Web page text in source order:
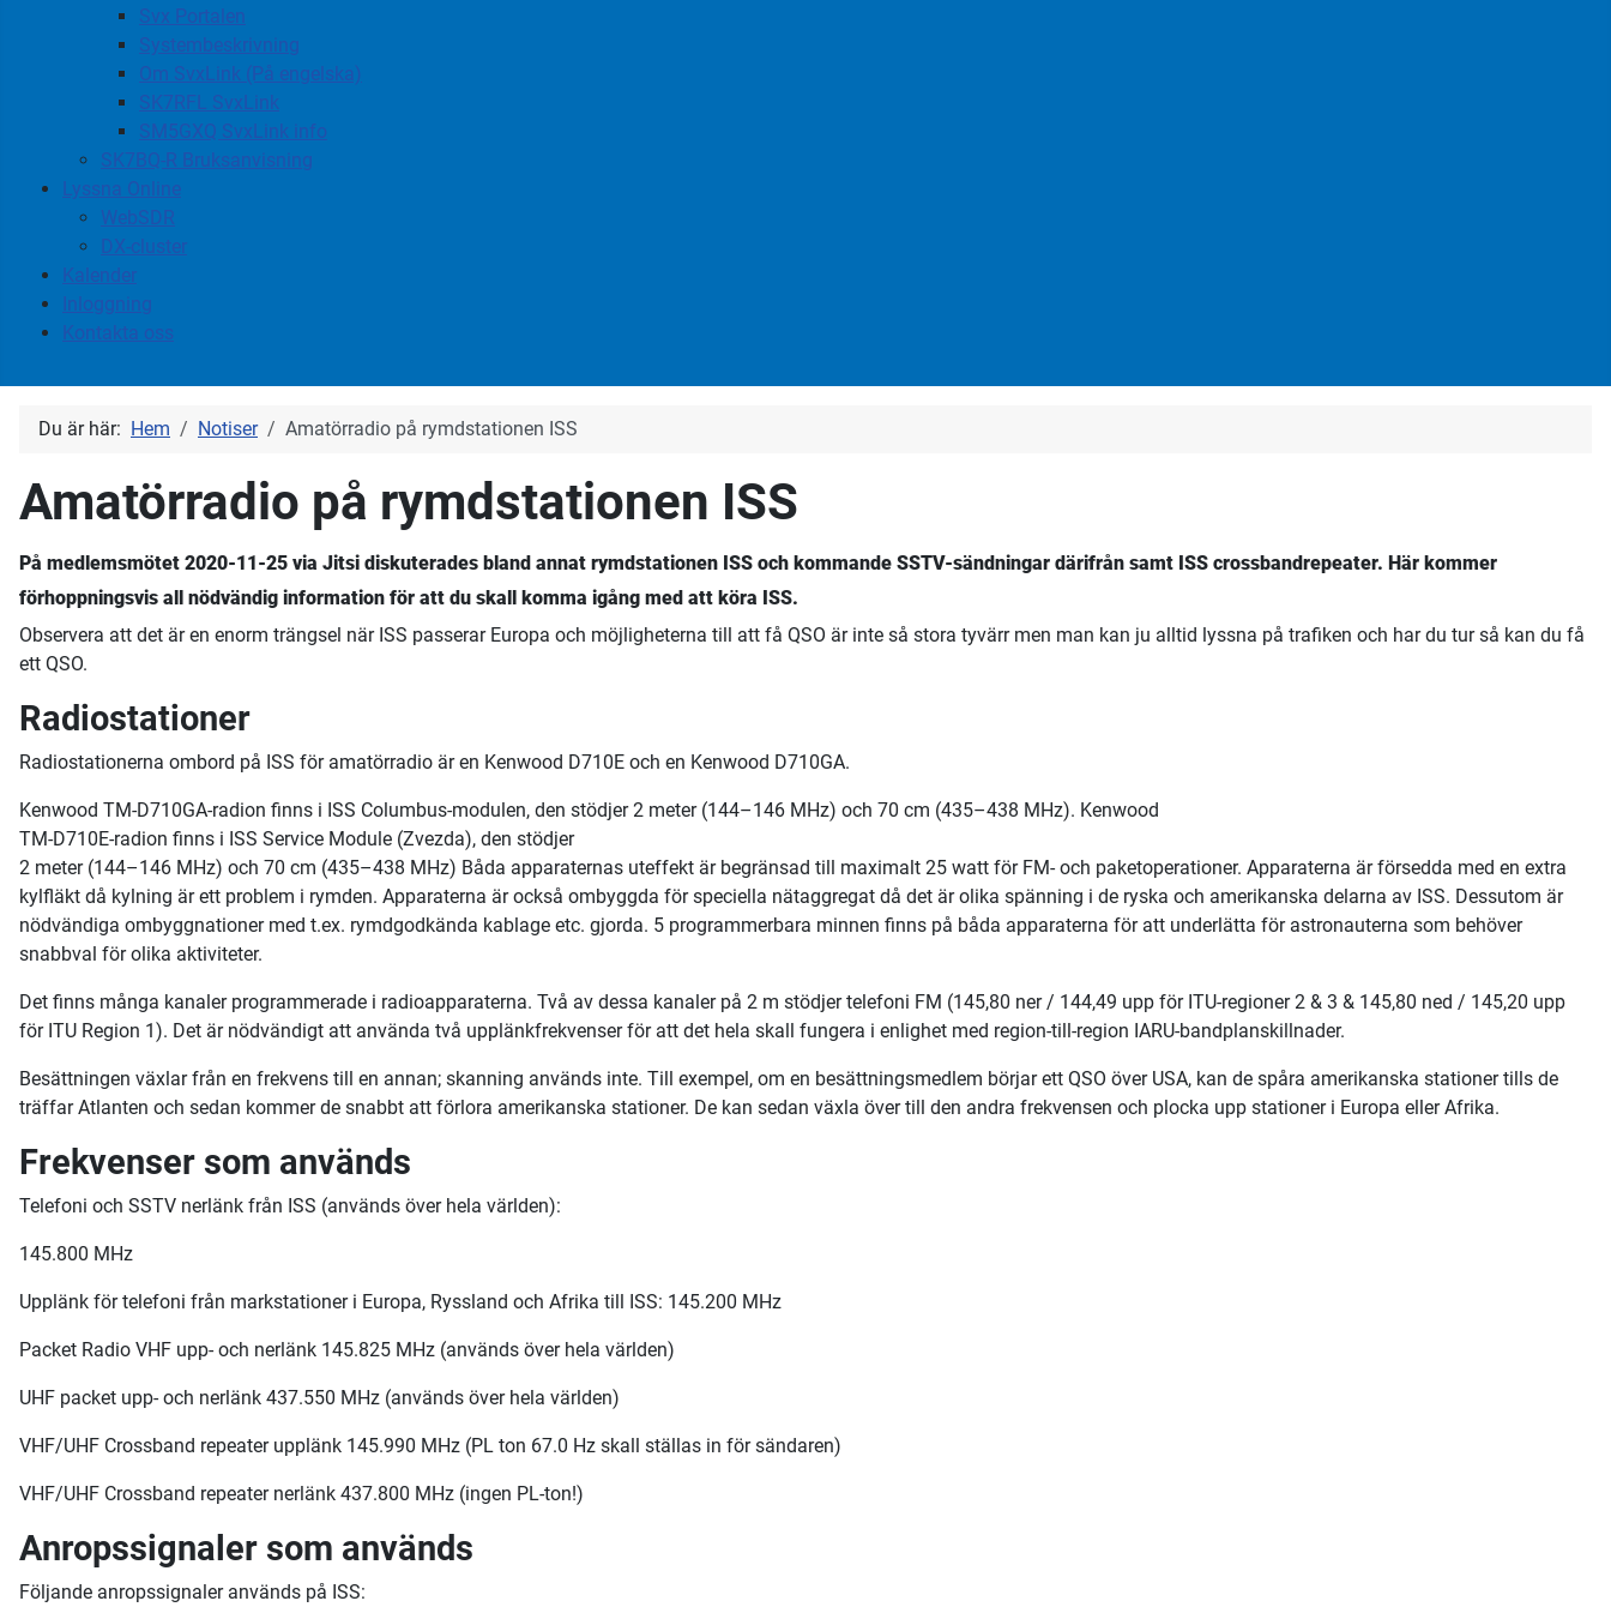
Svx Portalen
Systembeskrivning
Om SvxLink (På engelska)
SK7RFL SvxLink
SM5GXQ SvxLink info
SK7BQ-R Bruksanvisning
Lyssna Online
WebSDR
DX-cluster
Kalender
Inloggning
Kontakta oss
Du är här: Hem Notiser Amatörradio på rymdstationen ISS
Amatörradio på rymdstationen ISS
På medlemsmötet 2020-11-25 via Jitsi diskuterades bland annat rymdstationen ISS och kommande SSTV-sändningar därifrån samt ISS crossbandrepeater. Här kommer
förhoppningsvis all nödvändig information för att du skall komma igång med att köra ISS.
Observera att det är en enorm trängsel när ISS passerar Europa och möjligheterna till att få QSO är inte så stora tyvärr men man kan ju alltid lyssna på trafiken och har du tur så kan du få
ett QSO.
Radiostationer
Radiostationerna ombord på ISS för amatörradio är en Kenwood D710E och en Kenwood D710GA.
Kenwood TM-D710GA-radion finns i ISS Columbus-modulen, den stödjer 2 meter (144–146 MHz) och 70 cm (435–438 MHz). Kenwood
TM-D710E-radion finns i ISS Service Module (Zvezda), den stödjer
2 meter (144–146 MHz) och 70 cm (435–438 MHz) Båda apparaternas uteffekt är begränsad till maximalt 25 watt för FM- och paketoperationer. Apparaterna är försedda med en extra
kylfläkt då kylning är ett problem i rymden. Apparaterna är också ombyggda för speciella nätaggregat då det är olika spänning i de ryska och amerikanska delarna av ISS. Dessutom är
nödvändiga ombyggnationer med t.ex. rymdgodkända kablage etc. gjorda. 5 programmerbara minnen finns på båda apparaterna för att underlätta för astronauterna som behöver
snabbval för olika aktiviteter.
Det finns många kanaler programmerade i radioapparaterna. Två av dessa kanaler på 2 m stödjer telefoni FM (145,80 ner / 144,49 upp för ITU-regioner 2 & 3 & 145,80 ned / 145,20 upp
för ITU Region 1). Det är nödvändigt att använda två upplänkfrekvenser för att det hela skall fungera i enlighet med region-till-region IARU-bandplanskillnader.
Besättningen växlar från en frekvens till en annan; skanning används inte. Till exempel, om en besättningsmedlem börjar ett QSO över USA, kan de spåra amerikanska stationer tills de
träffar Atlanten och sedan kommer de snabbt att förlora amerikanska stationer. De kan sedan växla över till den andra frekvensen och plocka upp stationer i Europa eller Afrika.
Frekvenser som används
Telefoni och SSTV nerlänk från ISS (används över hela världen):
145.800 MHz
Upplänk för telefoni från markstationer i Europa, Ryssland och Afrika till ISS: 145.200 MHz
Packet Radio VHF upp- och nerlänk 145.825 MHz (används över hela världen)
UHF packet upp- och nerlänk 437.550 MHz (används över hela världen)
VHF/UHF Crossband repeater upplänk 145.990 MHz (PL ton 67.0 Hz skall ställas in för sändaren)
VHF/UHF Crossband repeater nerlänk 437.800 MHz (ingen PL-ton!)
Anropssignaler som används
Följande anropssignaler används på ISS: